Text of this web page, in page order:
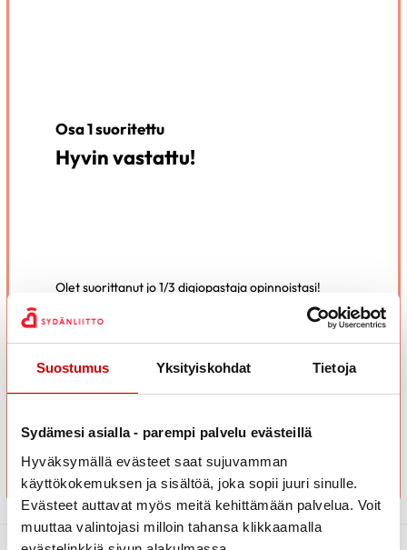
Suostumus Yksityiskohdat Tietoja
Sydämesi asialla - parempi palvelu evästeillä
Hyväksymällä evästeet saat sujuvamman
käyttökokemuksen ja sisältöä, joka sopii juuri sinulle.
Evästeet auttavat myös meitä kehittämään palvelua. Voit
muuttaa valintojasi milloin tahansa klikkaamalla
Osa 1 suoritettu
Hyvin vastattu!
Olet suorittanut jo 1/3 digiopastaja opinnoistasi!
Viimeistään nyt on hyvä pitää pieni tauko ja sulatella
oppimaasi.
SIIRRY OSAAN 2